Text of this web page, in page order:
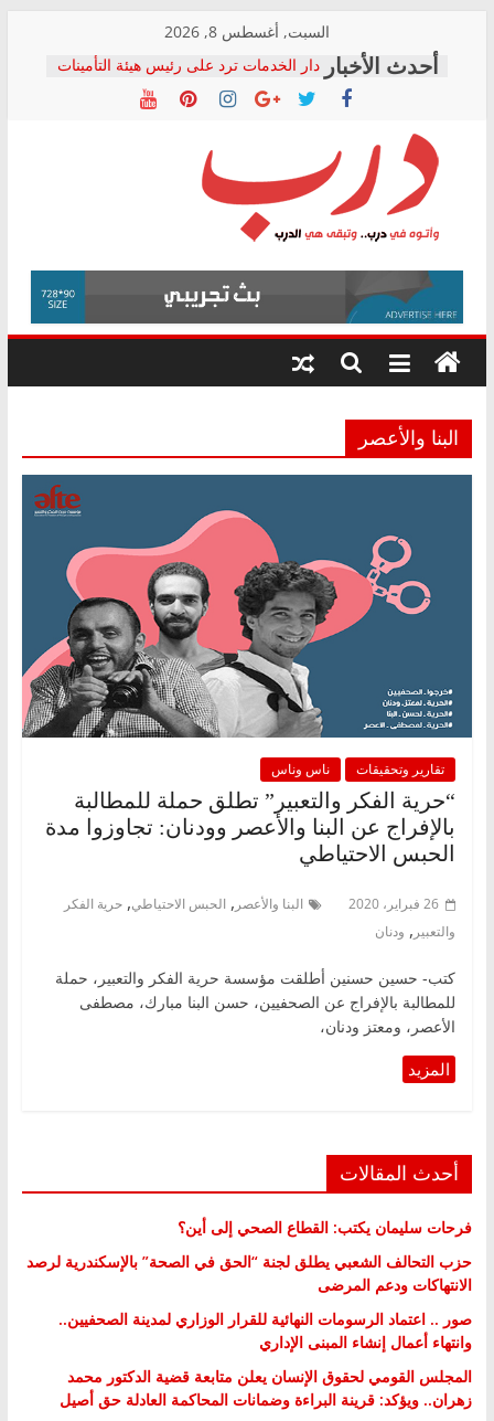
content
السبت, أغسطس 8, 2026
دار الخدمات ترد على رئيس هيئة التأمينات
بعد مؤتمره الصحفي: إنكار الأزمة لا ينهي
معاناة أصحاب المعاشات.. ونطالب بكشف
فرحات سليمان يكتب: القطاع الصحي إلى
أين؟
حزب التحالف الشعبي يطلق لجنة “الحق
في الصحة” بالإسكندرية لرصد الانتهاكات
ودعم المرضى
الوزاري لمدينة الصحفيين.. وانتهاء أعمال
إنشاء المبنى الإداري
المجلس القومي لحقوق الإنسان يعلن
متابعة قضية الدكتور محمد زهران.. ويؤكد:
قرينة البراءة وضمانات المحاكمة العادلة
درب
وأتوه
درب..
وتبقى
هي
البنا والأعصر
تقارير وتحقيقات ناس وناس
“حرية الفكر والتعبير” تطلق حملة للمطالبة
بالإفراج عن البنا والأعصر وودنان: تجاوزوا مدة
الحبس الاحتياطي
26 فبراير، 2020 البنا والأعصر , الحبس الاحتياطي, حرية الفكر
والتعبير , ودنان
كتب- حسين حسنين أطلقت مؤسسة حرية الفكر والتعبير، حملة
للمطالبة بالإفراج عن الصحفيين، حسن البنا مبارك، مصطفى
الأعصر، ومعتز ودنان،
أحدث المقالات
فرحات سليمان يكتب: القطاع الصحي إلى أين؟
حزب التحالف الشعبي يطلق لجنة “الحق في الصحة” بالإسكندرية لرصد
الانتهاكات ودعم المرضى
صور .. اعتماد الرسومات النهائية للقرار الوزاري لمدينة الصحفيين..
وانتهاء أعمال إنشاء المبنى الإداري
المجلس القومي لحقوق الإنسان يعلن متابعة قضية الدكتور محمد
زهران.. ويؤكد: قرينة البراءة وضمانات المحاكمة العادلة حق أصيل